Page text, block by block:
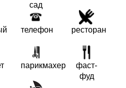
сад
телефон ресторан
парикмахер
фаст-
фуд